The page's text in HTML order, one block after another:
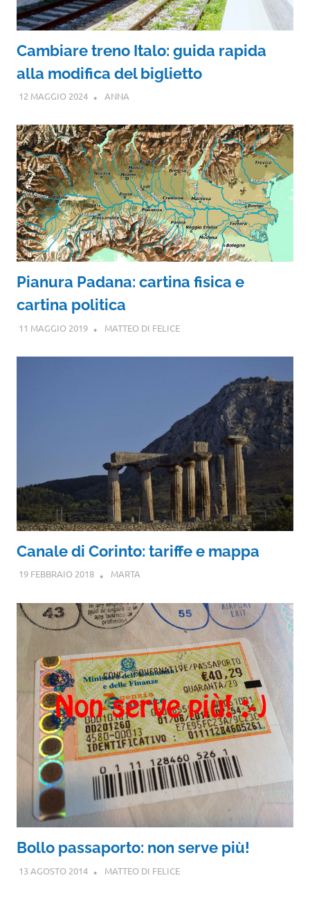
Cambiare treno Italo: guida rapida
alla modifica del biglietto
12 MAGGIO 2024 ANNA
Pianura Padana: cartina fisica e
cartina politica
11 MAGGIO 2019 MATTEO DI FELICE
Canale di Corinto: tariffe e mappa
19 FEBBRAIO 2018 MARTA
Bollo passaporto: non serve più!
13 AGOSTO 2014 MATTEO DI FELICE